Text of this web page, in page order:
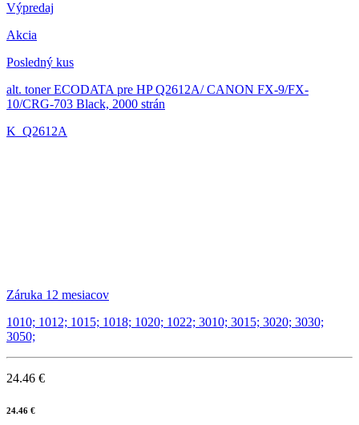
Výpredaj
Akcia
Posledný kus
alt. toner ECODATA pre HP Q2612A/ CANON FX-9/FX-
10/CRG-703 Black, 2000 strán
K_Q2612A
Záruka 12 mesiacov
1010; 1012; 1015; 1018; 1020; 1022; 3010; 3015; 3020; 3030;
3050;
24.46 €
24.46 €